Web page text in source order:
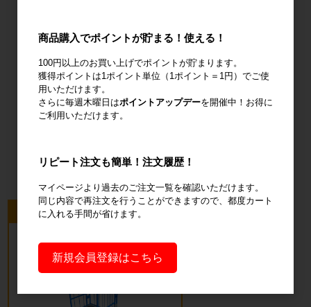
輸送用緩衝材 安全設備 建設土木資材
今回のピックアップ商品
商品購入でポイントが貯まる！使える！
100円以上のお買い上げでポイントが貯まります。
獲得ポイントは1ポイント単位（1ポイント＝1円）でご使
用いただけます。
さらに毎週木曜日はポイントアップデーを開催中！お得に
ご利用いただけます。
リピート注文も簡単！注文履歴！
マイページより過去のご注文一覧を確認いただけます。
同じ内容で再注文を行うことができますので、都度カート
に入れる手間が省けます。
新規会員登録はこちら